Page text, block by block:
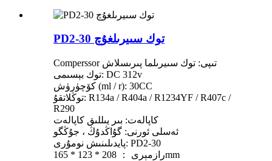
PD2-30 توك سىيرىلغۇچ
Comperssor تىپى: توك سىيرىلما پىرىسلاش
توك بېسىمى: DC 312v
كۆچۈرۈش (ml / r): 30CC
توڭلاتقۇ: R134a / R404a / R1234YF / R407c /
R290
كاپالەت: بىر يىللىق كاپالەت
ئەسلى ئورنى: گۇاڭدۇڭ ، جۇڭگو
پايدىلىنىش نومۇرى: PD2-30
رازمېرى ： 208 * 123 * 165mm